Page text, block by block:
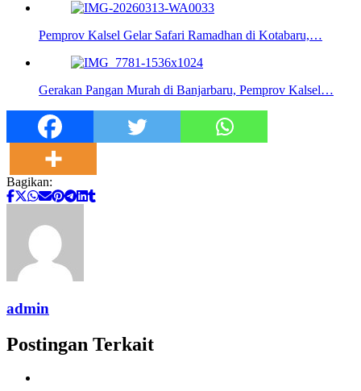
Pemprov Kalsel Gelar Safari Ramadhan di Kotabaru,…
Gerakan Pangan Murah di Banjarbaru, Pemprov Kalsel…
Bagikan:
admin
Postingan Terkait